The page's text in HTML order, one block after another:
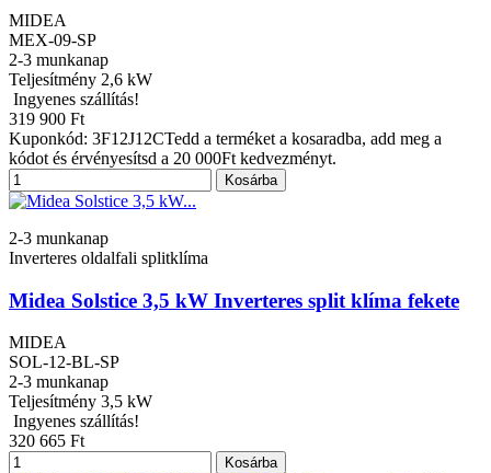
MIDEA
MEX-09-SP
2-3 munkanap
Teljesítmény 2,6 kW
Ingyenes szállítás!
319 900 Ft
Kuponkód: 3F12J12CTedd a terméket a kosaradba, add meg a
kódot és érvényesítsd a 20 000Ft kedvezményt.
Kosárba
2-3 munkanap
Inverteres oldalfali splitklíma
Midea Solstice 3,5 kW Inverteres split klíma fekete
MIDEA
SOL-12-BL-SP
2-3 munkanap
Teljesítmény 3,5 kW
Ingyenes szállítás!
320 665 Ft
Kosárba